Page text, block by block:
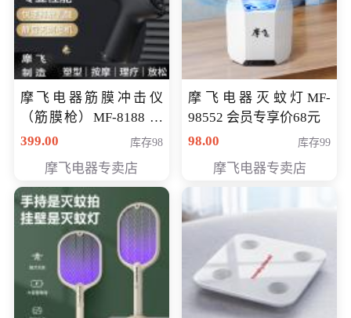
摩飞电器筋膜冲击仪
（筋膜枪）MF-8188 会
员专享价268元
399.00 库存98
摩飞电器专卖店
摩飞电器灭蚊灯MF-
98552 会员专享价68元
98.00
库存99
摩飞电器专卖店